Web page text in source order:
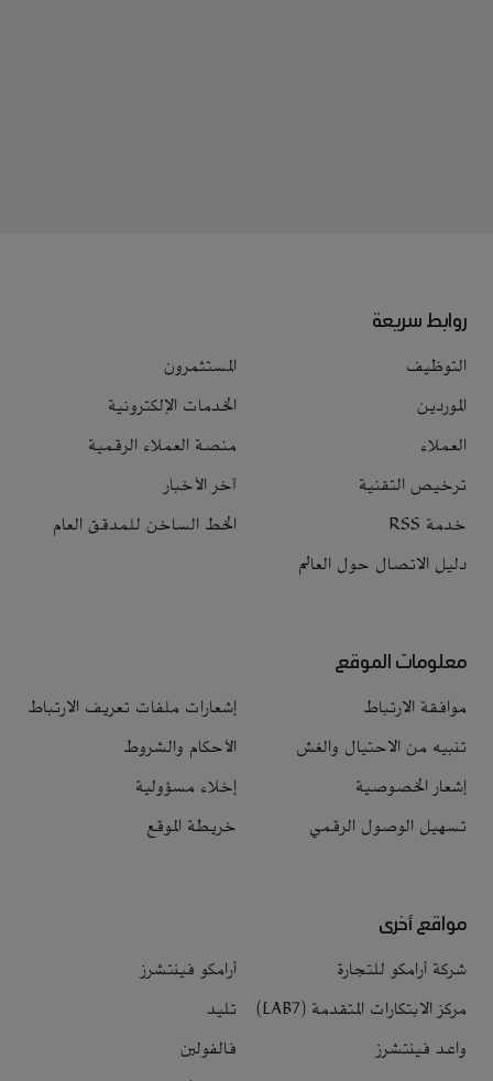
روابط سريعة
التوظيف
المستثمرون
الموردين
الخدمات الإلكترونية
العملاء
منصة العملاء الرقمية
ترخيص التقنية
آخر الأخبار
خدمة RSS
الخط الساخن للمدقق العام
دليل الاتصال حول العالم
معلومات الموقع
موافقة الارتباط
إشعارات ملفات تعريف الارتباط
تنبيه من الاحتيال والغش
الأحكام والشروط
إشعار الخصوصية
إخلاء مسؤولية
تسهيل الوصول الرقمي
خريطة الموقع
مواقع أخرى
شركة أرامكو للتجارة
أرامكو فينتشرز
مركز الابتكارات المتقدمة (LAB7)
تليد
واعد فينتشرز
فالفولين